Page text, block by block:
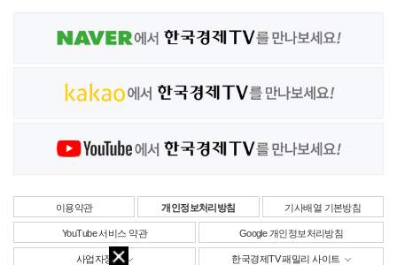
이용약관 개인정보처리방침 기사배열 기본방침
YouTube 서비스 약관 Google 개인정보처리방침
사업자정보 한국경제TV 패밀리 사이트